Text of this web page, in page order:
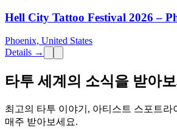
Hell City Tattoo Festival 2026 –
Phoenix, United States
Details →
타투 세계의 소식을 받아
최고의 타투 이야기, 아티스트 스포트라
매주 받아보세요.